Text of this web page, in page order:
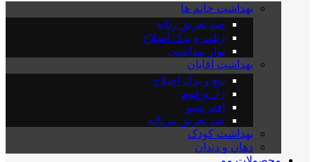
بهداشت خانم ها
ضد تعریق زنانه
ژیلت و یدک اصلاح
نوار بهداشتی
بهداشت اقایان
تیغ و یدک اصلاح
ژل و فوم
افتر شیو
ضد تعریق مردانه
بهداشت کودک
دهان و دندان